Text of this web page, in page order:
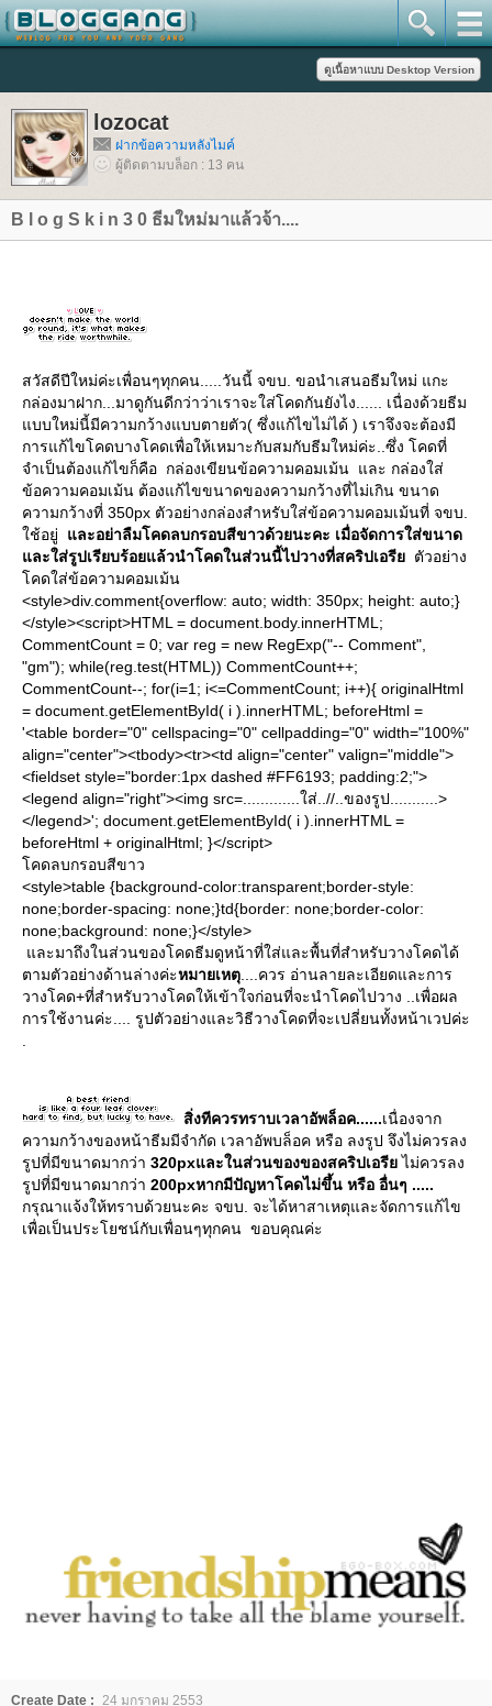
lozocat
ฝากข้อความหลังไมค์
ผู้ติดตามบล็อก : 13 คน
B l o g S k i n 3 0 ธีมใหม่มาแล้วจ้า....
สวัสดีปีใหม่ค่ะเพื่อนๆทุกคน.....วันนี้ จขบ. ขอนำเสนอธีมใหม่ แกะ
กล่องมาฝาก...มาดูกันดีกว่าว่าเราจะใส่โคดกันยังไง...... เนื่องด้วยธีม
บบใหม่นี้มีความกว้างแบบตายตัว( ซึ่งแก้ไขไม่ได้ ) เราจึงจะต้องมี
การแก้ไขโคดบางโคดเพื่อให้เหมาะกับสมกับธีมใหม่ค่ะ..ซึ่ง โคดที่
จำเป็นต้องแก้ไขก็คือ กล่องเขียนข้อความคอมเม้น และ กล่องใส่
ข้อความคอมเม้น ต้องแก้ไขขนาดของความกว้างที่ไม่เกิน ขนาด
ความกว้างที่ 350px ตัวอย่างกล่องสำหรับใส่ข้อความคอมเม้นที่ จขบ.
ช้อยู่ ละอย่าลืมโคดลบกรอบสีขาวด้วยนะคะ เมื่อจัดการใส่ขนาด
ละใส่รูปเรียบร้อยแล้วนำโคดในส่วนนี้ไปวางที่สคริปเอรี ตัวอย่าง
คดใส่ข้อความคอมเม้น
<style>div.comment{overflow: auto; width: 350px; height: auto;}
</style><script>HTML = document.body.innerHTML;
CommentCount = 0; var reg = new RegExp("-- Comment",
"gm"); while(reg.test(HTML)) CommentCount++;
CommentCount--; for(i=1; i<=CommentCount; i++){ originalHtml
= document.getElementById( i ).innerHTML; beforeHtml =
'<table border="0" cellspacing="0" cellpadding="0" width="100%"
align="center"><tbody><tr><td align="center" valign="middle">
<fieldset style="border:1px dashed #FF6193; padding:2;">
<legend align="right"><img src=.............ใส่..//..ของรูป...........>
</legend>'; document.getElementById( i ).innerHTML =
beforeHtml + originalHtml; }</script>
คดลบกรอบสีขาว
<style>table {background-color:transparent;border-style:
none;border-spacing: none;}td{border: none;border-color:
none;background: none;}</style>
ละมาถึงในส่วนของโคดธีมดูหน้าที่ใส่และพื้นที่สำหรับวางโคดได้
ตามตัวอย่างด้านล่างค่ะหมายเหตุ ....ควร อ่านลายละเอียดและการ
วางโคด+ที่สำหรับวางโคดให้เข้าใจก่อนที่จะนำโคดไปวาง ..เพื่อผล
การใช้งานค่ะ.... รูปตัวอย่างและวิธีวางโคดที่จะเปลี่ยนทั้งหน้าเวปค่ะ
สิ่งทีควรทราบเวลาอัพล็อค......เนื่องจาก
ความกว้างของหน้าธีมมีจำกัด เวลาอัพบล็อค หรือ ลงรูป จึงไม่ควรลง
รูปที่มีขนาดมากว่า 320pxละในส่วนของของสคริปเอรีไม่ควรลง
รูปที่มีขนาดมากว่า 200pxหากมีปัญหาโคดไม่ขึ้น หรือ อื่นๆ .....
กรุณาแจ้งให้ทราบด้วยนะคะ จขบ. จะได้หาสาเหตุและจัดการแก้ไข
เพื่อเป็นประโยชน์กับเพื่อนๆทุกคน ขอบคุณค่ะ
Create Date : 24 มกราคม 2553